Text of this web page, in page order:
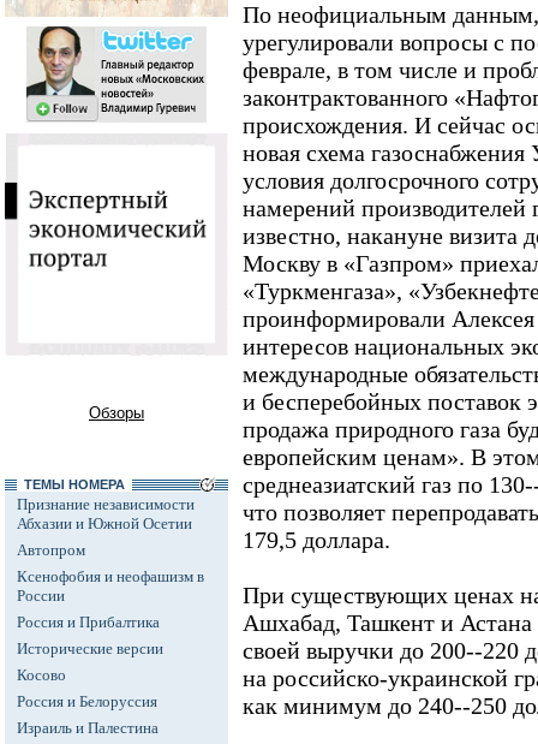
Обзоры
ТЕМЫ НОМЕРА
Признание независимости
Абхазии и Южной Осетии
Автопром
Ксенофобия и неофашизм в
России
Россия и Прибалтика
Исторические версии
Косово
Россия и Белоруссия
Израиль и Палестина
По неофициальным
урегулировали вопросы с
феврале, в том числе и
законтрактованного
происхождения. И сейчас
новая схема
условия долгосрочного
намерений производителей
известно, накануне визита
Москву в «Газпром»
«Туркменгаза»,
проинформировали
интересов национальных
международные
и бесперебойных поставок
продажа природного газа
европейским ценам». В
среднеазиатский газ по
что позволяет
179,5 доллара.
При существующих ценах
Ашхабад, Ташкент и Астана
своей выручки до 200--220
на российско-украинской
как минимум до 240--250